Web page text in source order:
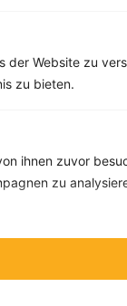
der Website zu
zu bieten.
ihnen zuvor
zu
›